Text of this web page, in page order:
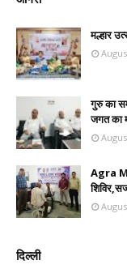
मल्हार
गुरु का
जगत का
Agra
दिल्ली